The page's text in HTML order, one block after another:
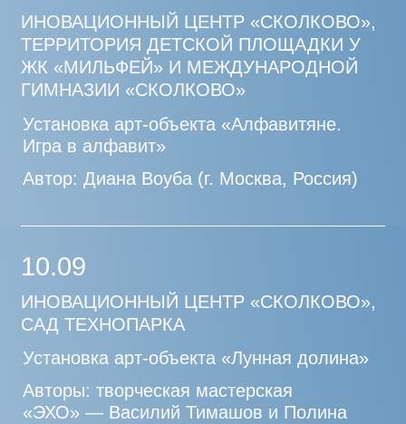
Дарья Колпашникова, куратор, проект
«Болотоведение», Пушкинский музей
Модератор:
в экосистеме становится не столько
необходимостью — как личной, так
и коллективной. Именно поэтому
сотрудничество с музеями может придать
особую глубину и охват в исследовании
этого актуального вопроса.
и ландшафт. Диалог с пространством»
Один из ключевых фокусов искусства
сегодня — поиск новых форм
взаимодействия человека с природой
и со средой. Художники через свою
оптику интерпретируют трансформацию
этих отношений в условиях
климатического кризиса, урбанизации
и технологического прогресса.